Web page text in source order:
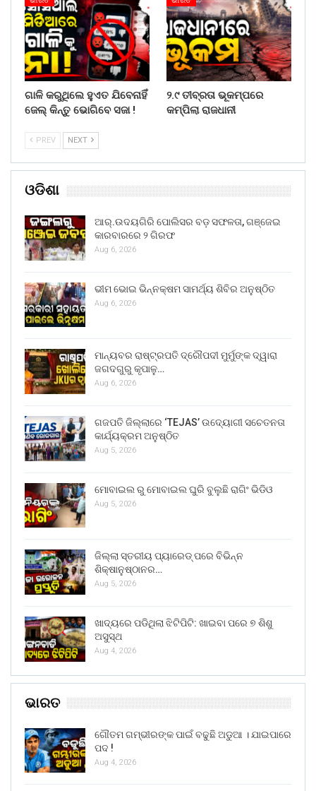
ଗାଳି କରୁଥିଲେ ହୁଏତ ଯିବେନାହିଁ
ଜେଲ୍ କିନ୍ତୁ ଭୋଗିବେ ସଜା !
୨.୯ ତୀବ୍ରତା ଭୂକମ୍ପରେ
କମ୍ପିଲା ରାଜଧାନୀ
PREV NEXT
ଓଡିଶା
ଆର୍.ଉଦୟଗିରି ପୋଲିସର ବଡ଼ ସଫଳତା, ଗଞ୍ଜେଇ
କାରବାରରେ ୨ ଗିରଫ
Aug 6, 2026
ଭୀମ ଭୋଇ ଭିନ୍ନକ୍ଷମ ସାମର୍ଥ୍ୟ ଶିବିର ଅନୁଷ୍ଠିତ
Aug 6, 2026
ମାନ୍ୟବର ରାଷ୍ଟ୍ରପତି ଦ୍ରୌପଦୀ ମୁର୍ମୁଙ୍କ ଦ୍ୱାରା
ଜଗଦଗୁରୁ କୃପାଳୁ…
Aug 6, 2026
ଗଜପତି ଜିଲ୍ଲାରେ ‘TEJAS’ ଉଦ୍ୟୋଗୀ ସଚେତନତା
କାର୍ଯ୍ୟକ୍ରମ ଅନୁଷ୍ଠିତ
Aug 5, 2026
ମୋବାଇଲ ରୁ ମୋବାଇଲ ଘୁରି ବୁଲୁଛି ରାଗିଂ ଭିଡିଓ
Aug 5, 2026
ଜିଲ୍ଲା ସ୍ତରୀୟ ପ୍ୟାରେଡ୍ ପରେ ବିଭିନ୍ନ
ଶିକ୍ଷାନୁଷ୍ଠାନର…
Aug 5, 2026
ଖାଦ୍ୟରେ ପଡିଥିଲା ଝିଟିପିଟି: ଖାଇବା ପରେ ୭ ଶିଶୁ
ଅସୁସ୍ଥ
Aug 4, 2026
ଭାରତ
ଗୌତମ ଗମ୍ଭୀରଙ୍କ ପାଇଁ ବଢୁଛି ଅଡୁଆ । ଯାଇପାରେ
ପଦ !
Aug 4, 2026